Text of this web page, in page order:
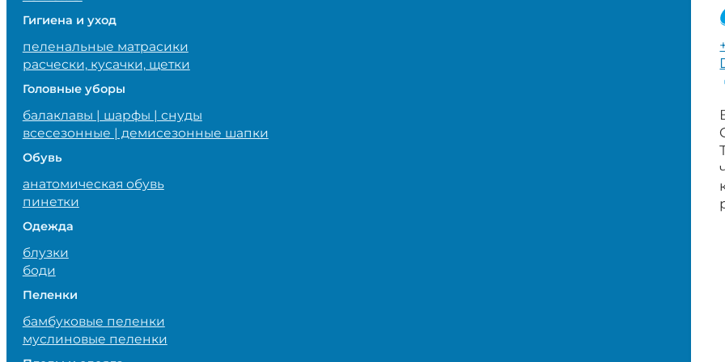
Гигиена и уход
пеленальные матрасики
расчески, кусачки, щетки
Головные уборы
балаклавы | шарфы | снуды
всесезонные | демисезонные шапки
Обувь
анатомическая обувь
пинетки
Одежда
блузки
боди
Пеленки
бамбуковые пеленки
муслиновые пеленки